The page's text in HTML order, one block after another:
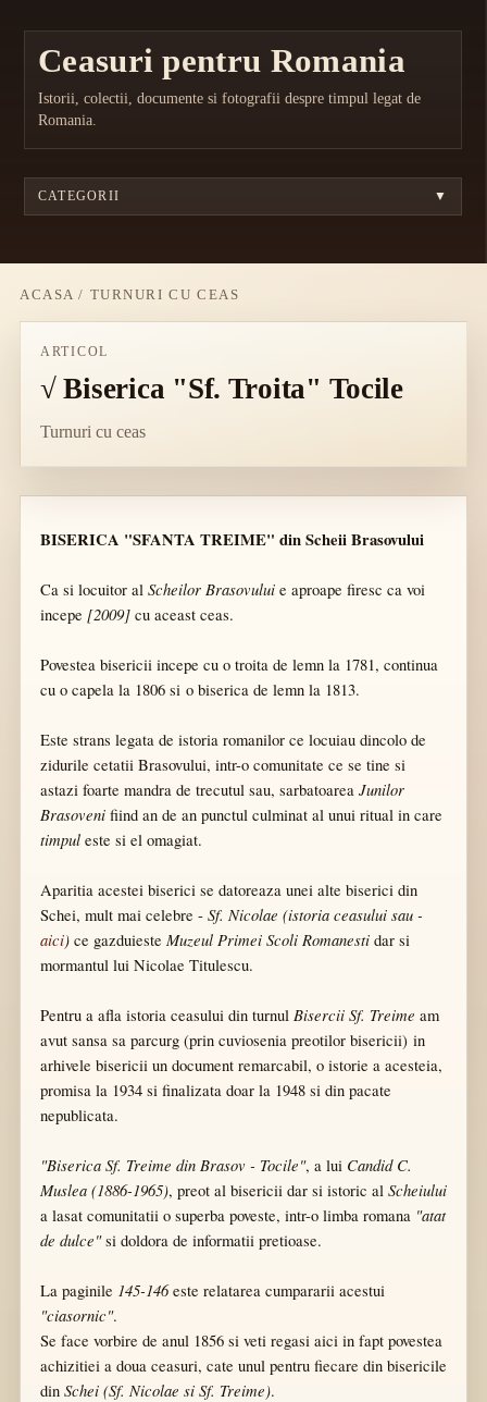
Ceasuri pentru Romania
Istorii, colectii, documente si fotografii despre timpul legat de
Romania.
CATEGORII ▼
ACASA / TURNURI CU CEAS
ARTICOL
√ Biserica "Sf. Troita" Tocile
Turnuri cu ceas
BISERICA "SFANTA TREIME" din Scheii Brasovului
Ca si locuitor al Scheilor Brasovului e aproape firesc ca voi
incepe [2009] cu aceast ceas.
Povestea bisericii incepe cu o troita de lemn la 1781, continua
cu o capela la 1806 si o biserica de lemn la 1813.
Este strans legata de istoria romanilor ce locuiau dincolo de
zidurile cetatii Brasovului, intr-o comunitate ce se tine si
astazi foarte mandra de trecutul sau, sarbatoarea Junilor
Brasoveni fiind an de an punctul culminat al unui ritual in care
timpul este si el omagiat.
Aparitia acestei biserici se datoreaza unei alte biserici din
Schei, mult mai celebre - Sf. Nicolae (istoria ceasului sau -
aici) ce gazduieste Muzeul Primei Scoli Romanesti dar si
mormantul lui Nicolae Titulescu.
Pentru a afla istoria ceasului din turnul Bisercii Sf. Treime am
avut sansa sa parcurg (prin cuviosenia preotilor bisericii) in
arhivele bisericii un document remarcabil, o istorie a acesteia,
promisa la 1934 si finalizata doar la 1948 si din pacate
nepublicata.
"Biserica Sf. Treime din Brasov - Tocile", a lui Candid C.
Muslea (1886-1965), preot al bisericii dar si istoric al Scheiului
a lasat comunitatii o superba poveste, intr-o limba romana "atat
de dulce"si doldora de informatii pretioase.
La paginile 145-146este relatarea cumpararii acestui
"ciasornic".
Se face vorbire de anul 1856 si veti regasi aici in fapt povestea
achizitiei a doua ceasuri, cate unul pentru fiecare din bisericile
din Schei (Sf. Nicolae si Sf. Treime).